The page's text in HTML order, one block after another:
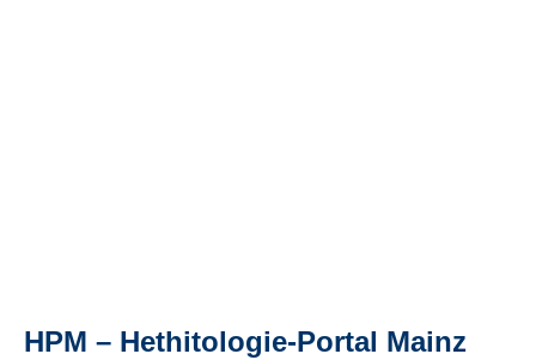
HPM – Hethitologie-Portal Mainz